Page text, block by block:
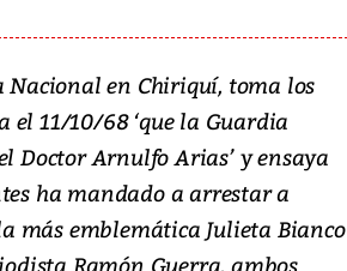
Nacional en Chiriquí, toma los
el 11/10/68 ‘que la Guardia
Doctor Arnulfo Arias’ y ensaya
ha mandado a arrestar a
más emblemática Julieta Bianco
Ramón Guerra, ambos